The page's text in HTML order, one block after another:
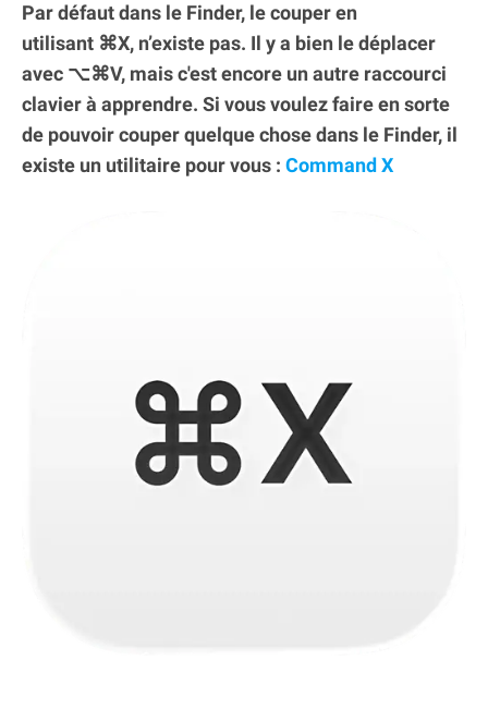
Par défaut dans le Finder, le couper en
utilisant ⌘X, n’existe pas. Il y a bien le déplacer
avec ⌥⌘V, mais c'est encore un autre raccourci
clavier à apprendre. Si vous voulez faire en sorte
de pouvoir couper quelque chose dans le Finder, il
existe un utilitaire pour vous : Command X